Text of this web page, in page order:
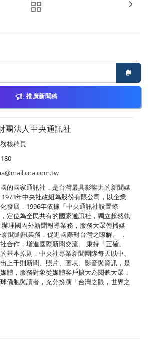
推廣新聞稿
團法人中央通訊社
核稿員
的國家通訊社，是台灣最具影響力的新聞媒
年中央社改組為股份有限公司，以企業
發展，1996年依據「中央通訊社設置條
定位為全民共有的國家通訊社，獨立超然執
理國內外新聞報導業務，服務大眾傳播媒
聞通訊業務，促進國際對台灣之瞭解。 ．
合作，增進國際新聞交流。 秉持「正確、
基本原則，中央社專業新聞團隊每天以中、
上千則新聞、照片、圖表、影音與資訊，是
體，服務對象從媒體客戶擴大為閱聽大眾；
僑胞與讀者，充分扮演「台灣之眼，世界之